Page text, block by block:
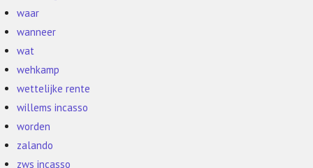
waar
wanneer
wat
wehkamp
wettelijke rente
willems incasso
worden
zalando
zws incasso